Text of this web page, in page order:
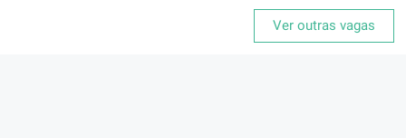
Ver outras vagas